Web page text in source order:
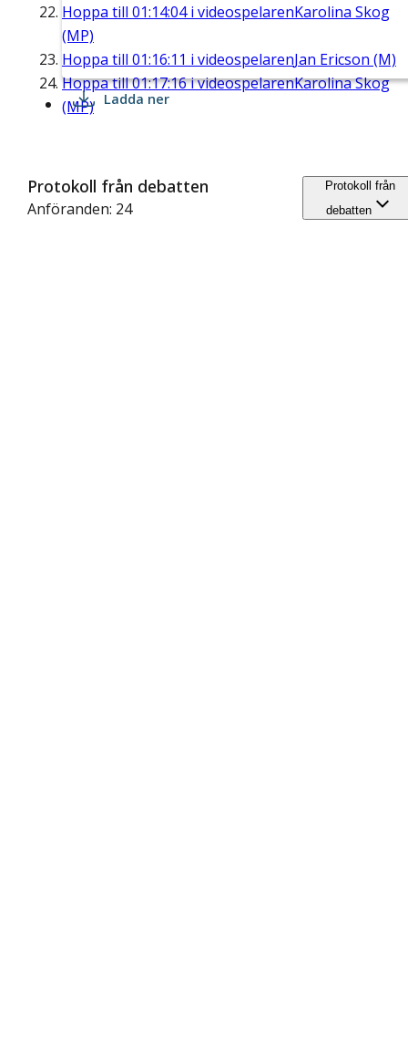
Hoppa till 01:14:04i videospelarenKarolina Skog
(MP)
Hoppa till 01:16:11 i videospelarenJan Ericson (M)
Hoppa till01:17:16i videospelarenKarolina Skog
(MP) Ladda ner
Protokoll från debatten
Anföranden: 24
Protokoll från
debatten